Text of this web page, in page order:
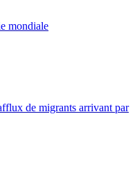
mondiale
de migrants arrivant par